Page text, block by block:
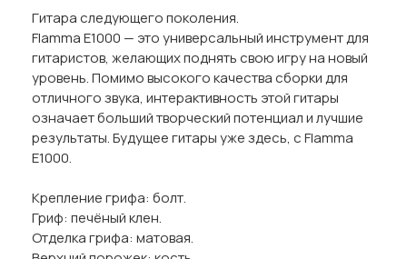
Гитара следующего поколения.
Flamma E1000 — это универсальный инструмент для
гитаристов, желающих поднять свою игру на новый
уровень. Помимо высокого качества сборки для
отличного звука, интерактивность этой гитары
означает больший творческий потенциал и лучшие
результаты. Будущее гитары уже здесь, с Flamma
E1000.
Крепление грифа: болт.
Гриф: печёный клен.
Отделка грифа: матовая.